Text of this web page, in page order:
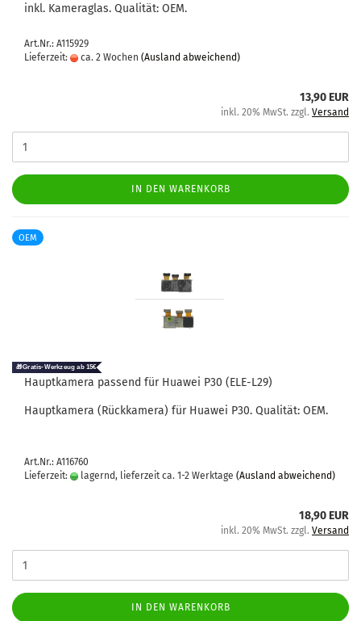
inkl. Ka­me­ra­glas. Qua­li­tät: OEM.
Art.Nr.: A115929
Lieferzeit:
ca. 2 Wochen (Ausland abweichend)
13,90 EUR
inkl. 20% MwSt. zzgl. Versand
IN DEN WARENKORB
OEM
Haupt­ka­me­ra pas­send für Hua­wei P30 (ELE-​L29)
Haupt­ka­me­ra (Rück­ka­me­ra) für Hua­wei P30. Qua­li­tät: OEM.
Art.Nr.: A116760
Lieferzeit:
lagernd, lieferzeit ca. 1-2 Werktage (Ausland abweichend)
18,90 EUR
inkl. 20% MwSt. zzgl. Versand
IN DEN WARENKORB